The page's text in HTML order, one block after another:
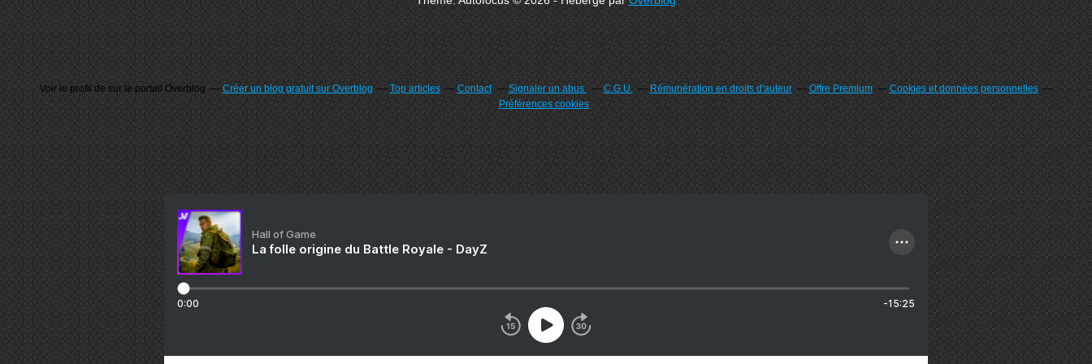
Voir le profil desur le portail Overblog Créer un blog gratuit sur Overblog Top articles Contact Signaler un abus C.G.U. Rémunération en droits d'auteur Offre Premium
Cookies et données personnelles
Préférences cookies
Hall of Game
La folle origine du Battle Royale - DayZ
0:00 -15:25